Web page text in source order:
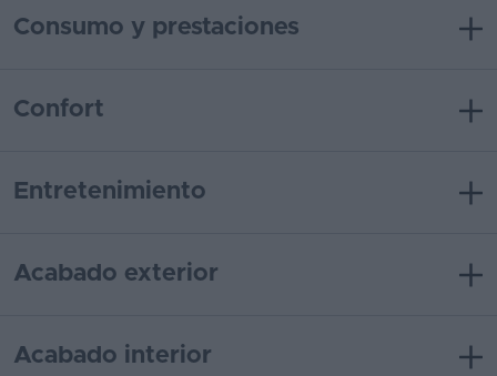
Consumo y prestaciones
Confort
Entretenimiento
Acabado exterior
Acabado interior